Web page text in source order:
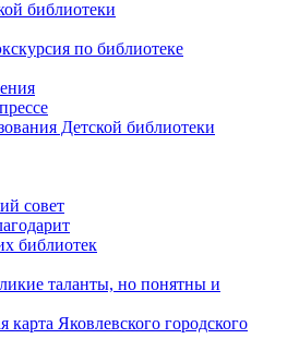
библиотеки
по библиотеке
Детской библиотеки
совет
библиотек
таланты, но понятны и
карта Яковлевского городского